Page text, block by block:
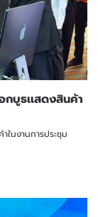
บูธเเสดงสินค้า
ในงานการประชุม